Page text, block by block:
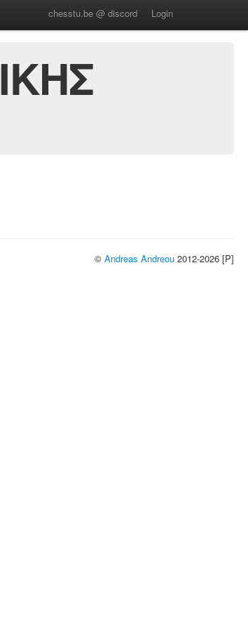
chesstu.be @ discord Login
© Andreas Andreou 2012-2026 [P]